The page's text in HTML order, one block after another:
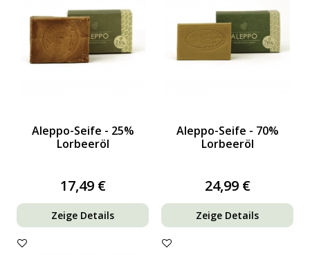
Aleppo-Seife - 25%
Lorbeeröl
17,49 €
Zeige Details
Aleppo-Seife - 70%
Lorbeeröl
24,99 €
Zeige Details